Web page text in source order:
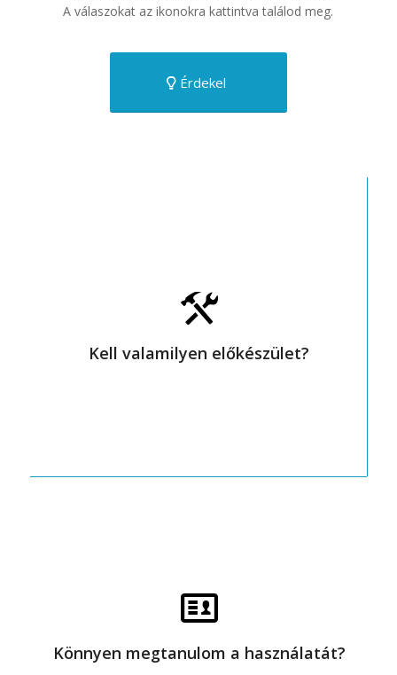
A válaszokat az ikonokra kattintva találod meg.
Érdekel
Kell valamilyen előkészület?
már felépített, sőt lakott házban ki
tudunk alakítani egy okosház
szükséges ahhoz, hogy a kiépítés
Könnyen megtanulom a használatát?
állandóan nézegetni, kapcsolgatni.
Szeretnénk meghonosítani azt az
elképzelést, hogy nem táviránytható